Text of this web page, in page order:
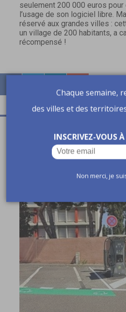
seulement 200 000 euros
l’usage de son logiciel libre.
réservé aux grandes villes :
un village de 200 habitants, a
récompensé !
A lire
Chaque semaine,
des villes et des
INSCRIVEZ-VOUS
Non merci, je